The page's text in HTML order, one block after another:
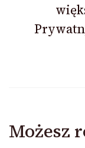
Możesz